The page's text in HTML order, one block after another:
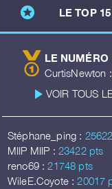
stars LE TOP
LE NUMÉRO
CurtisNewton :
play_arrow VOIR TOUS
Stéphane_ping :
MIIP MIIP : 23422 pts
reno69 : 21748 pts
WileE.Coyote : 20017